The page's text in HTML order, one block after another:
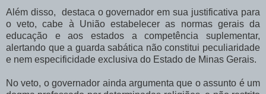
Além disso, destaca o governador em sua justificativa para
o veto, cabe à União estabelecer as normas gerais da
educação e aos estados a competência suplementar,
alertando que a guarda sabática não constitui peculiaridade
e nem especificidade exclusiva do Estado de Minas Gerais.
No veto, o governador ainda argumenta que o assunto é um